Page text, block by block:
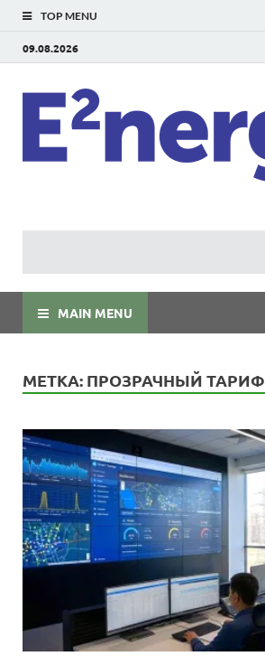
TOP MENU
09.08.2026
MAIN MENU
МЕТКА: ПРОЗРАЧНЫЙ ТАРИФ